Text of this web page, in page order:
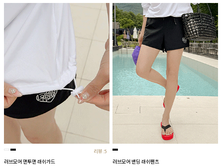
리뷰:5
러브모어 맨투맨 래쉬가드
러브모어 밴딩 래쉬팬츠